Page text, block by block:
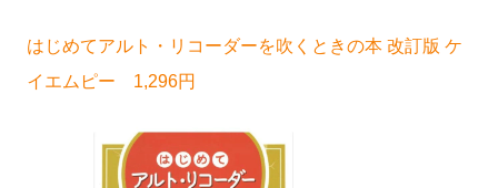
はじめてアルト・リコーダーを吹くときの本 改訂版 ケ
イエムピー 1,296円